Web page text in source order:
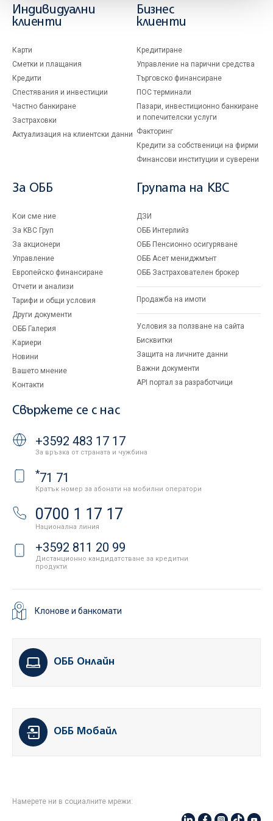
Индивидуални
клиенти
Карти
Сметки и плащания
Кредити
Спестявания и инвестиции
Частно банкиране
Застраховки
Актуализация на клиентски данни
Бизнес
клиенти
Кредитиране
Управление на парични средства
Търговско финансиране
ПОС терминали
Пазари, инвестиционно банкиране
и попечителски услуги
Факторинг
Кредити за собственици на фирми
Финансови институции и суверени
За ОББ
Кои сме ние
За KBC Груп
За акционери
Управление
Европейско финансиране
Отчети и анализи
Тарифи и общи условия
Други документи
ОББ Галерия
Кариери
Новини
Вашето мнение
Контакти
Групата на KBC
ДЗИ
ОББ Интерлийз
ОББ Пенсионно осигуряване
ОББ Асет мениджмънт
ОББ Застрахователен брокер
Продажба на имоти
Условия за ползване на сайта
Бисквитки
Защита на личните данни
Важни документи
API портал за разработчици
Свържете се с нас
+3592 483 17 17
За връзка от страната и чужбина
*71 71
Кратък номер за абонати на мобилни оператори
0700 1 17 17
Национална линия
+3592 811 20 99
Дистанционно кандидатстване за кредитни
продукти
Клонове и банкомати
ОББ Онлайн
ОББ Мобайл
Намерете ни в социалните мрежи: